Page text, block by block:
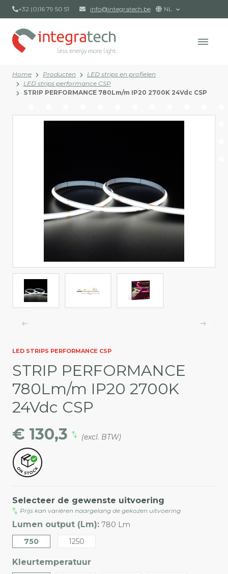
+32 (0)16 79 50 51 info@integratech.be NL
Home Producten
LED strips en profielen
LED strips performance CSP
STRIP PERFORMANCE 780Lm/m IP20 2700K 24Vdc CSP
LED STRIPS PERFORMANCE CSP
STRIP PERFORMANCE
780Lm/m IP20 2700K
24Vdc CSP
€ 130,3
(excl. BTW)
Selecteer de gewenste uitvoering
Prijs kan variëren naargelang de gekozen uitvoering
Lumen output (Lm): 780 Lm
750
1250
Kleurtemperatuur